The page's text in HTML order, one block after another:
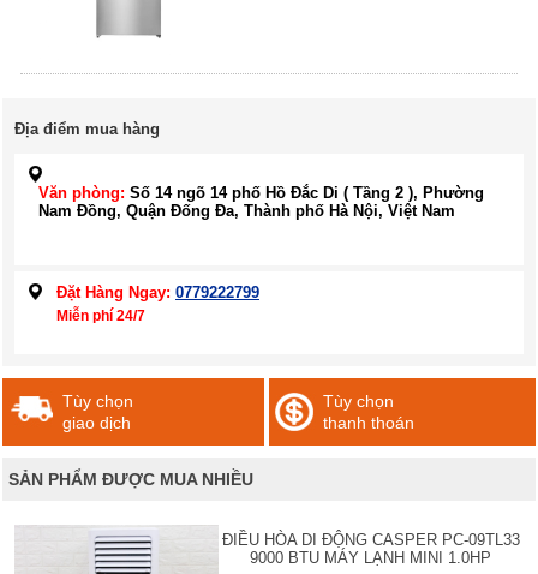
Địa điểm mua hàng
Văn phòng: Số 14 ngõ 14 phố Hồ Đắc Di ( Tầng 2 ), Phường
Nam Đồng, Quận Đống Đa, Thành phố Hà Nội, Việt Nam
Đặt Hàng Ngay: 0779222799
Miễn phí 24/7
Tùy chọn
giao dịch
Tùy chọn
thanh thoán
SẢN PHẨM ĐƯỢC MUA NHIỀU
ĐIỀU HÒA DI ĐỘNG CASPER PC-09TL33
9000 BTU MÁY LẠNH MINI 1.0HP